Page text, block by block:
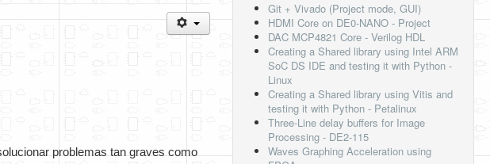
problemas tan graves como
Git + Vivado (Project mode, GUI)
HDMI Core on DE0-NANO - Project
DAC MCP4821 Core - Verilog HDL
Creating a Shared library using Intel ARM
SoC DS IDE and testing it with Python -
Linux
Creating a Shared library using Vitis and
testing it with Python - Petalinux
Three-Line delay buffers for Image
Processing - DE2-115
Waves Graphing Acceleration using